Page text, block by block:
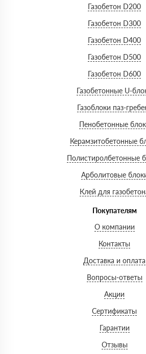
Газобетон D200
Газобетон D300
Газобетон D400
Газобетон D500
Газобетон D600
Газобетонные U-
Газоблоки паз-
Пенобетонные
Керамзитобетонные
Полистиролбетонные
Арболитовые
Клей для
Покупателям
О компании
Контакты
Доставка и оплата
Вопросы-ответы
Акции
Сертификаты
Гарантии
Отзывы